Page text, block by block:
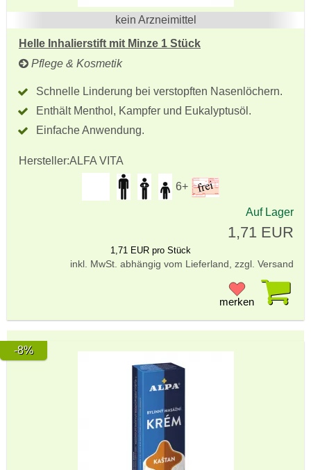
kein Arzneimittel
Helle Inhalierstift mit Minze 1 Stück
Pflege & Kosmetik
Schnelle Linderung bei verstopften Nasenlöchern.
Enthält Menthol, Kampfer und Eukalyptusöl.
Einfache Anwendung.
Hersteller:ALFA VITA
6+
Auf Lager
1,71 EUR
1,71 EUR pro Stück
inkl. MwSt. abhängig vom Lieferland, zzgl. Versand
merken
-8%